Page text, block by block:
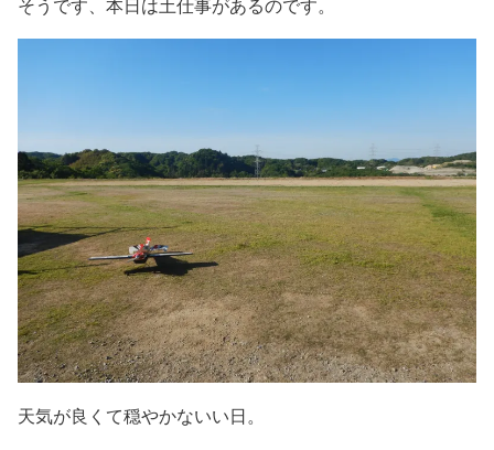
そうです、本日は土仕事があるのです。
天気が良くて穏やかないい日。